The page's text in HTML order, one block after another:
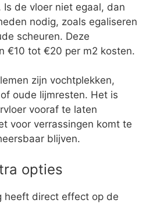
de vloer niet egaal, dan
nodig, zoals egaliseren
scheuren. Deze
€10 tot €20 per m2 kosten.
zijn vochtplekken,
oude lijmresten. Het is
vooraf te laten
voor verrassingen komt te
blijven.
opties
heeft direct effect op de